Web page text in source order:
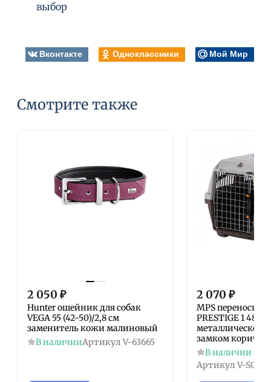
выбор
Вконтакте Одноклассники Мой Мир
Смотрите также
2 050 ₽
Hunter ошейник для собак
VEGA 55 (42-50)/2,8 см
заменитель кожи малиновый
В наличииАртикул V-63665
2 070 ₽
MPS переноска
PRESTIGE 1
металлической
замком
В наличии
Артикул V-